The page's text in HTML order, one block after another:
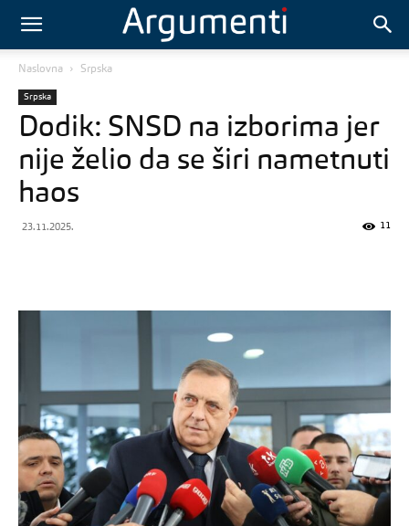
Naslovna Srpska
Srpska
Dodik: SNSD na izborima jer
nije želio da se širi nametnuti
haos
23.11.2025. 11